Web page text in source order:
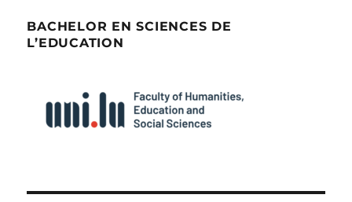
BACHELOR EN SCIENCES DE
L’EDUCATION